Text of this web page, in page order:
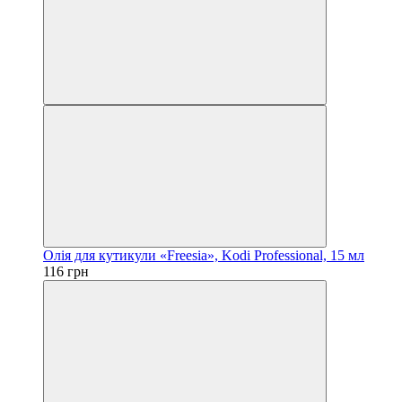
Олія для кутикули «Freesia», Kodi Professional, 15 мл
116 грн